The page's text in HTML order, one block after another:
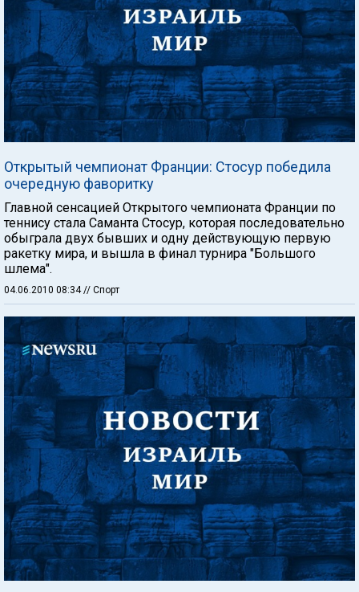
Открытый чемпионат Франции: Стосур победила
очередную фаворитку
Главной сенсацией Открытого чемпионата Франции по
теннису стала Саманта Стосур, которая последовательно
обыграла двух бывших и одну действующую первую
ракетку мира, и вышла в финал турнира "Большого
шлема".
04.06.2010 08:34// Спорт